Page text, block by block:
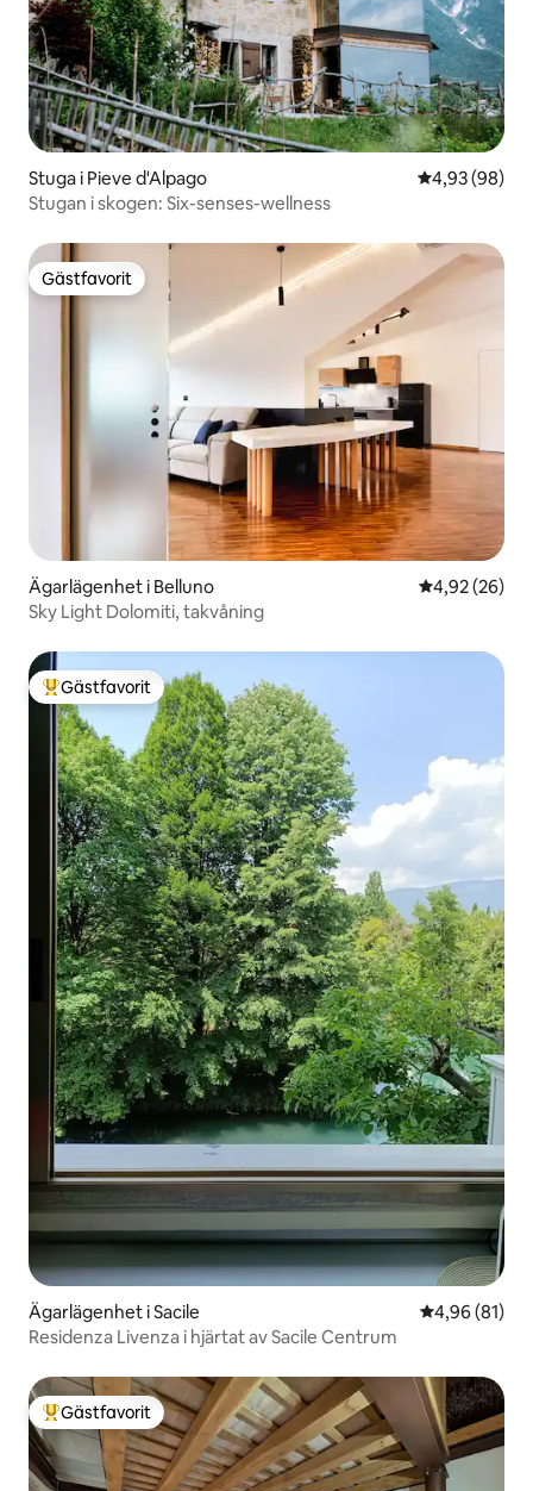
Stuga i Pieve d'Alpago 4,93 av 5 i
4,93 (98)
Stugan i skogen: Six-senses-wellness
Gästfavorit
Gästfavorit
Ägarlägenhet i Belluno 4,92 av 5 i
4,92 (26)
Sky Light Dolomiti, takvåning
Populär gästfavorit
Gästfavorit
Ägarlägenhet i Sacile 4,96 av 5 i
4,96 (81)
Residenza Livenza i hjärtat av Sacile Centrum
Populär gästfavorit
Gästfavorit